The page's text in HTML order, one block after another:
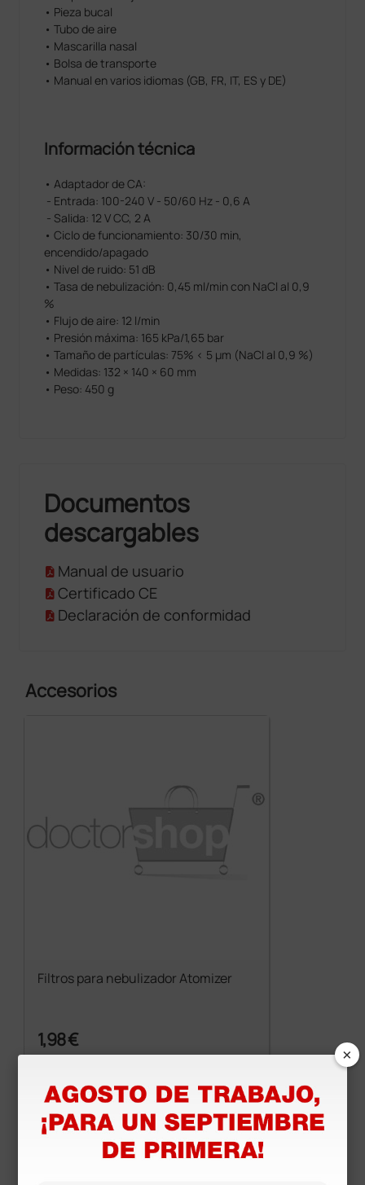
• Pieza bucal
• Tubo de aire
• Mascarilla nasal
• Bolsa de transporte
• Manual en varios idiomas (GB, FR, IT, ES y DE)
Información técnica
• Adaptador de CA:
- Entrada: 100-240 V - 50/60 Hz - 0,6 A
- Salida: 12 V CC, 2 A
• Ciclo de funcionamiento: 30/30 min,
encendido/apagado
• Nivel de ruido: 51 dB
• Tasa de nebulización: 0,45 ml/min con NaCl al 0,9
%
• Flujo de aire: 12 l/min
• Presión máxima: 165 kPa/1,65 bar
• Tamaño de partículas: 75% < 5 μm (NaCl al 0,9 %)
• Medidas: 132 × 140 × 60 mm
• Peso: 450 g
Documentos
descargables
Manual de usuario
Certificado CE
Declaración de conformidad
Accesorios
Filtros para nebulizador Atomizer
1,98 €
3 uds.
Productos similares
×